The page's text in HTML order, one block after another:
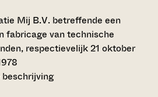
Mij B.V. betreffende een
fabricage van technische
respectievelijk 21 oktober
beschrijving